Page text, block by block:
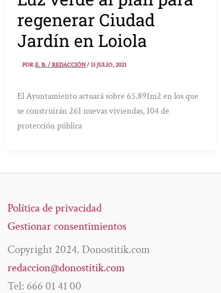
regenerar Ciudad
Jardín en Loiola
PORE. B. / REDACCIÓN/13 JULIO, 2021
El Ayuntamiento actuará sobre 65.891m2 en los que
se construirán 261 nuevas viviendas, 104 de
protección pública
Política de privacidad
Gestionar consentimientos
Copyright 2024. Donostitik.com
redaccion@donostitik.com
Tel: 666 01 41 00